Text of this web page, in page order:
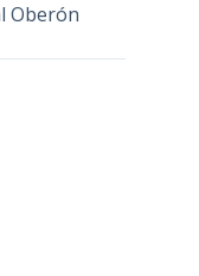
Oberón